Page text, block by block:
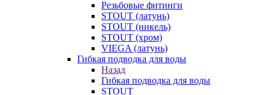
Резьбовые фитинги
STOUT (латунь)
STOUT (никель)
STOUT (хром)
VIEGA (латунь)
Гибкая подводка для воды
Назад
Гибкая подводка для воды
STOUT